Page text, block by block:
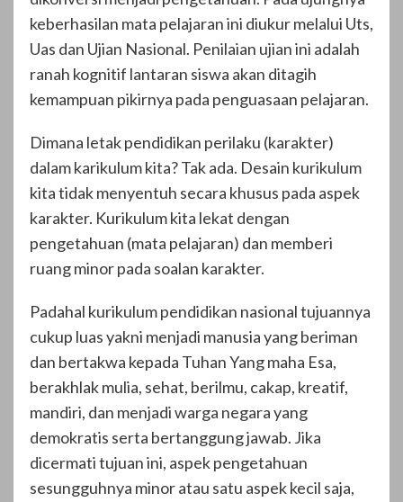
keberhasilan mata pelajaran ini diukur melalui Uts,
Uas dan Ujian Nasional. Penilaian ujian ini adalah
ranah kognitif lantaran siswa akan ditagih
kemampuan pikirnya pada penguasaan pelajaran.
Dimana letak pendidikan perilaku (karakter)
dalam karikulum kita? Tak ada. Desain kurikulum
kita tidak menyentuh secara khusus pada aspek
karakter. Kurikulum kita lekat dengan
pengetahuan (mata pelajaran) dan memberi
ruang minor pada soalan karakter.
Padahal kurikulum pendidikan nasional tujuannya
cukup luas yakni menjadi manusia yang beriman
dan bertakwa kepada Tuhan Yang maha Esa,
berakhlak mulia, sehat, berilmu, cakap, kreatif,
mandiri, dan menjadi warga negara yang
demokratis serta bertanggung jawab. Jika
dicermati tujuan ini, aspek pengetahuan
sesungguhnya minor atau satu aspek kecil saja,